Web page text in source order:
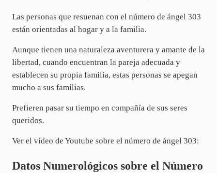
Las personas que resuenan con el número de ángel 303
están orientadas al hogar y a la familia.
Aunque tienen una naturaleza aventurera y amante de la
libertad, cuando encuentran la pareja adecuada y
establecen su propia familia, estas personas se apegan
mucho a sus familias.
Prefieren pasar su tiempo en compañía de sus seres
queridos.
Ver el vídeo de Youtube sobre el número de ángel 303:
Datos Numerológicos sobre el Número